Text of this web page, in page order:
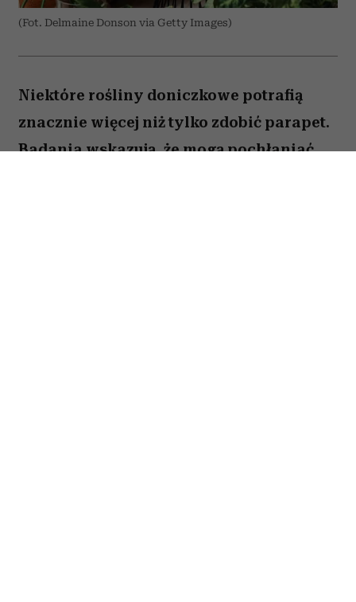
(Fot. Delmaine Donson via Getty Images)
Niektóre rośliny doniczkowe potrafią
znacznie więcej niż tylko zdobić parapet.
Badania wskazują, że mogą pochłaniać